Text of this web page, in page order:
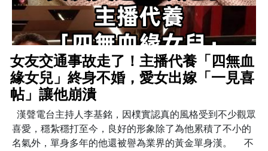
女友交通事故走了！主播代養「四無血
緣女兒」終身不婚，愛女出嫁「一見喜
帖」讓他崩潰
漢聲電台主持人李基銘，因樸實認真的風格受到不少觀眾
喜愛，穩紮穩打至今，良好的形象除了為他累積了不小的
名氣外，單身多年的他還被譽為業界的黃金單身漢。 不